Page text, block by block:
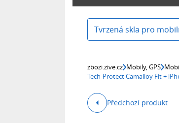
zbozi.zive.cz Mobily, GPS
Tech-Protect Camalloy Fit +
Předchozí produkt